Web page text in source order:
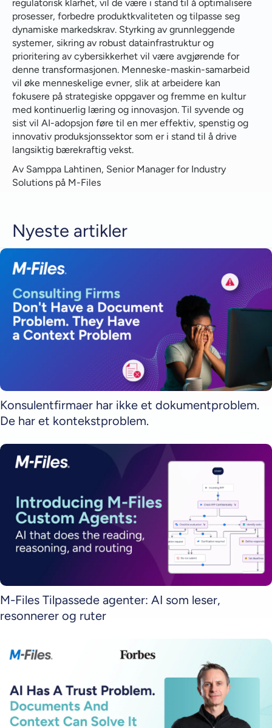
regulatorisk klarhet, vil de være i stand til å optimalisere
prosesser, forbedre produktkvaliteten og tilpasse seg
dynamiske markedskrav. Styrking av grunnleggende
systemer, sikring av robust datainfrastruktur og
prioritering av cybersikkerhet vil være avgjørende for
denne transformasjonen. Menneske-maskin-samarbeid
vil øke menneskelige evner, slik at arbeidere kan
fokusere på strategiske oppgaver og fremme en kultur
med kontinuerlig læring og innovasjon. Til syvende og
sist vil AI-adopsjon føre til en mer effektiv, spenstig og
innovativ produksjonssektor som er i stand til å drive
langsiktig bærekraftig vekst.
Av Samppa Lahtinen, Senior Manager for Industry
Solutions på M-Files
Nyeste artikler
Konsulentfirmaer har ikke et dokumentproblem.
De har et kontekstproblem.
M-Files Tilpassede agenter: AI som leser,
resonnerer og ruter